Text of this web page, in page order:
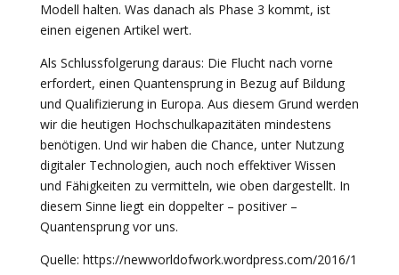
Modell halten. Was danach als Phase 3 kommt, ist
einen eigenen Artikel wert.
Als Schlussfolgerung daraus: Die Flucht nach vorne
erfordert, einen Quantensprung in Bezug auf Bildung
und Qualifizierung in Europa. Aus diesem Grund werden
wir die heutigen Hochschulkapazitäten mindestens
benötigen. Und wir haben die Chance, unter Nutzung
digitaler Technologien, auch noch effektiver Wissen
und Fähigkeiten zu vermitteln, wie oben dargestellt. In
diesem Sinne liegt ein doppelter – positiver –
Quantensprung vor uns.
Quelle: https://newworldofwork.wordpress.com/2016/1